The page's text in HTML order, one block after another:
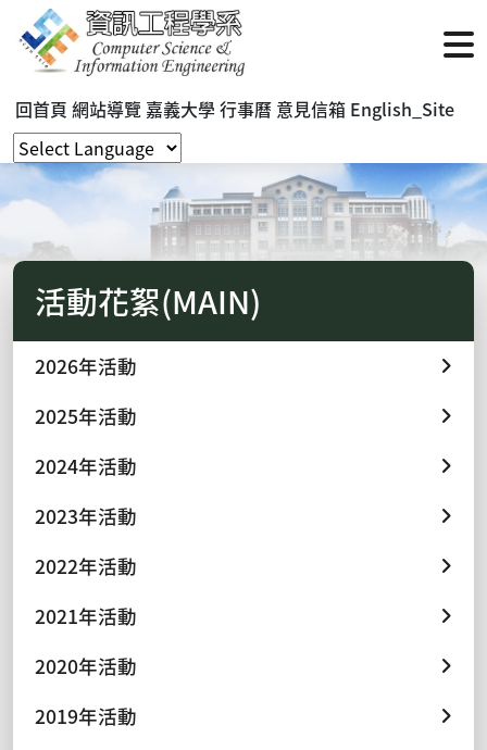
回首頁 網站導覽 嘉義大學行事曆 意見信箱 English_Site
活動花絮(MAIN)
2026年活動
2025年活動
2024年活動
2023年活動
2022年活動
2021年活動
2020年活動
2019年活動